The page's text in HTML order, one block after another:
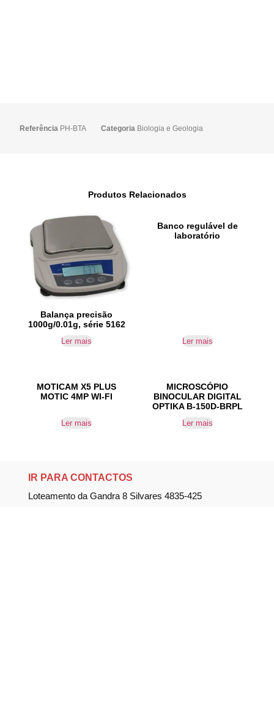
Referência PH-BTA Categoria Biologia e Geologia
Produtos Relacionados
Balança precisão
1000g/0.01g, série 5162
Ler mais
Banco regulável de
laboratório
Ler mais
MOTICAM X5 PLUS
MOTIC 4MP WI-FI
Ler mais
MICROSCÓPIO
BINOCULAR DIGITAL
OPTIKA B-150D-BRPL
Ler mais
IR PARA CONTACTOS
Loteamento da Gandra 8 Silvares 4835-425